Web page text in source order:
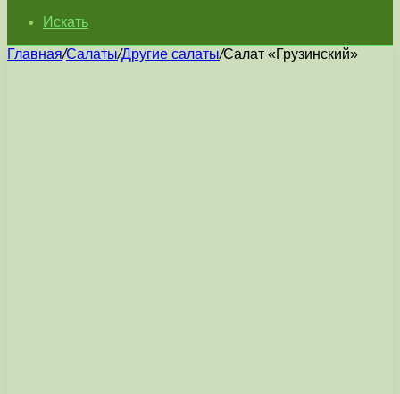
Искать
Главная/Салаты/Другие салаты/Салат «Грузинский»